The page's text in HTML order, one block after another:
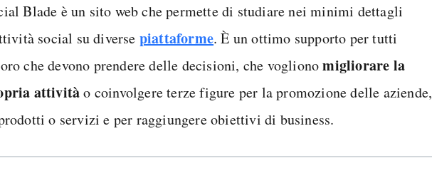
Blade è un sito web che permette di studiare nei minimi dettagli
social su diverse piattaforme. È un ottimo supporto per tutti
che devono prendere delle decisioni, che voglionomigliorare la
attivitào coinvolgere terze figure per la promozione delle aziende,
o servizi e per raggiungere obiettivi di business.